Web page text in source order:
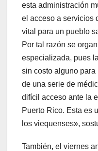
esta administración
el acceso a servicios
vital para un pueblo
Por tal razón se
especializada, pues
sin costo alguno
de una serie de
difícil acceso ante la
Puerto Rico. Esta es
los viequenses»,
También, el viernes